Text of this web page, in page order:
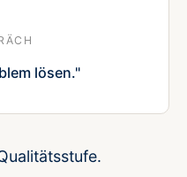
lösen."